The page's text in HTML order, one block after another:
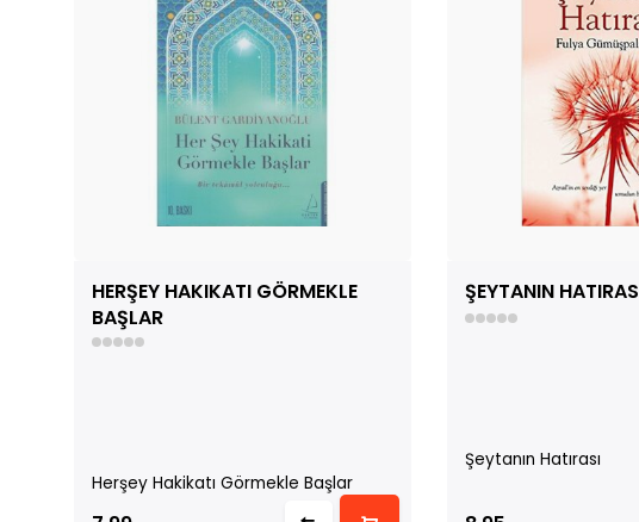
HERŞEY HAKIKATI GÖRMEKLE
BAŞLAR
Herşey Hakikatı Görmekle Başlar
ŞEYTANIN
Şeytanın Hatırası